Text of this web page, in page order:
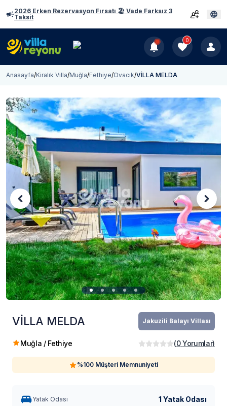
2026 Erken Rezervasyon Fırsatı 🏖️ Vade Farksız 3
Taksit
0
Anasayfa/Kiralık Villa/Muğla/Fethiye/Ovacık/VİLLA MELDA
VİLLA MELDA Jakuzili Balayı Villası
Muğla / Fethiye (0 Yorumlar)
%100 Müşteri Memnuniyeti
Yatak Odası 1 Yatak Odası